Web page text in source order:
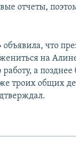
отчеты,
что
на
а
троих общих